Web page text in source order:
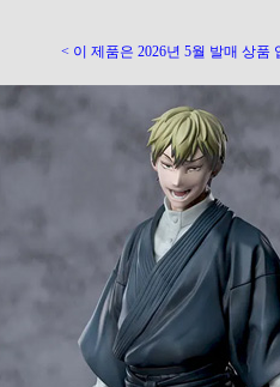
< 이 제품은 2026년 5월 발매 상품